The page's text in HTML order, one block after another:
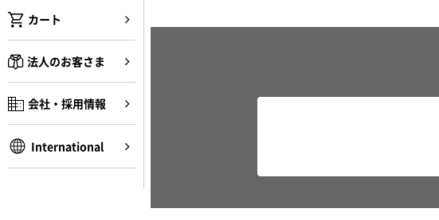
カート
法人のお客さま
会社・採用情報
International